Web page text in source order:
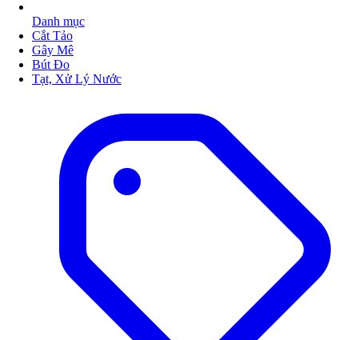
Danh mục
Cắt Tảo
Gây Mê
Bút Đo
Tạt, Xử Lý Nước